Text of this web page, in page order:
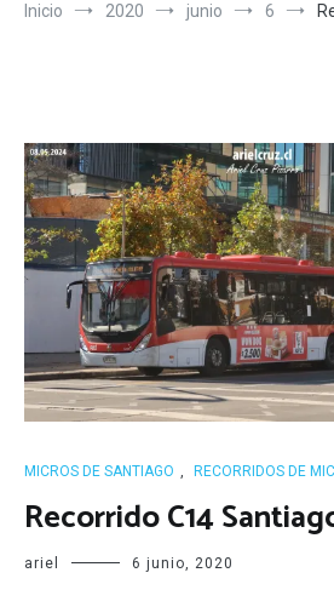
Inicio 2020 junio 6
MICROS DE SANTIAGO , RECORRIDOS DE
Recorrido C14
ariel 6 junio, 2020